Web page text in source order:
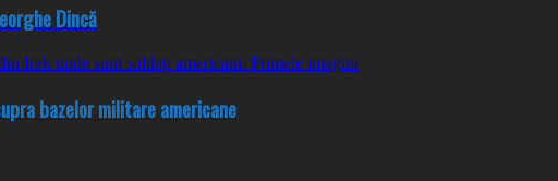
Dincă
bazelor militare americane